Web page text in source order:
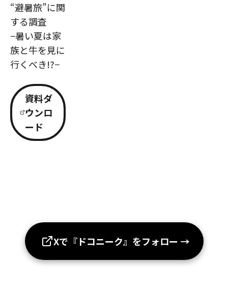
“避暑旅”に関
する調査
−暑い夏は家
族と牛を見に
行くべき!?−
資料ダ
ウンロ
ード
Xで『ドコニーク』をフォロー →